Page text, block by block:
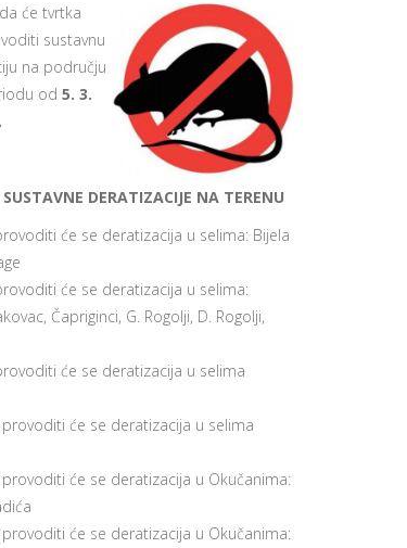
će tvrtka
sustavnu
na području
od5. 3.
DERATIZACIJE NA TERENU
će se deratizacija u selima: Bijela
će se deratizacija u selima:
Čapriginci, G. Rogolji, D. Rogolji,
će se deratizacija u selima
će se deratizacija u selima
će se deratizacija u Okučanima:
će se deratizacija u Okučanima: